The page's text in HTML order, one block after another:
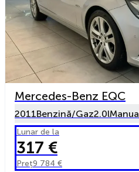
Mercedes-Benz EQC
2011Benzină/Gaz2.0l
Lunar de la
317 €
Preț9 784 €